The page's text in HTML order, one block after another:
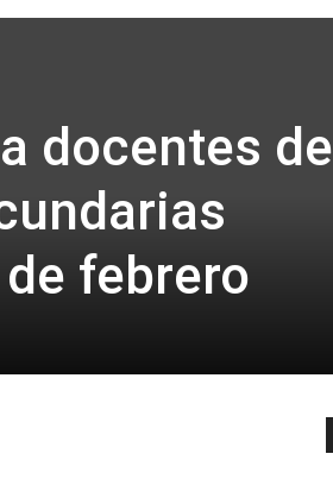
Oaxaca
docentes de
febrero